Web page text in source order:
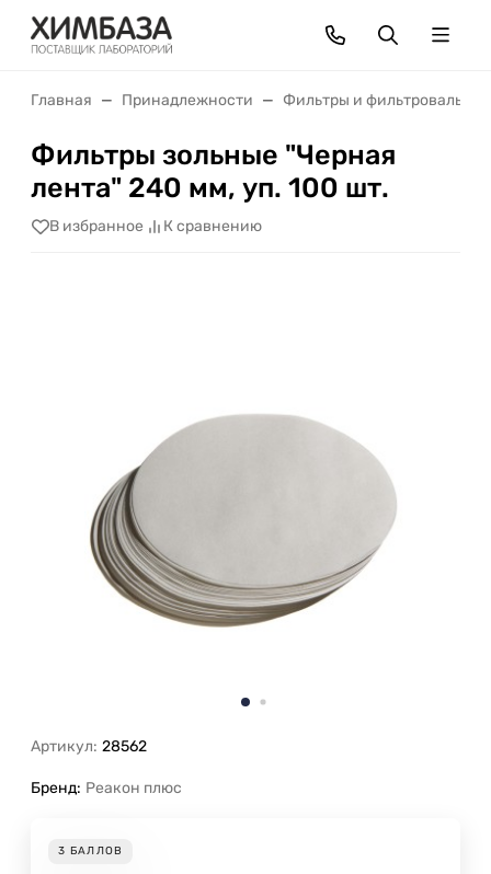
Главная Принадлежности Фильтры и
Фильтры зольные "Черная
лента" 240 мм, уп. 100 шт.
В избранное К сравнению
Артикул: 28562
Бренд: Реакон плюс
3 БАЛЛОВ